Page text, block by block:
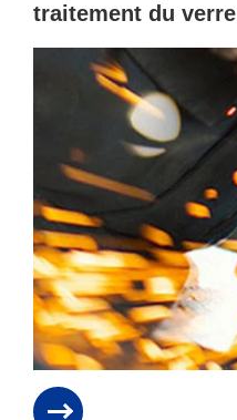
traitement du verre